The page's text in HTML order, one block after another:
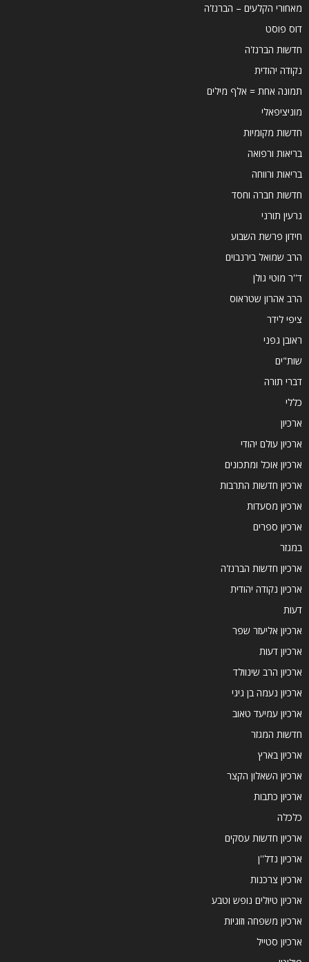
מאחורי הקלעים – הברנז'ה
דוס פוסט
חדשות הברנז'ה
נקודה יהודית
תמונה אחת = אלף מילים
מוניציפאלי
חדשות מקומיות
בריאות ורפואה
בריאות ורווחה
חדשות חברה וחסד
גרעין תורני
חידון פרשת השבוע
הרב שמואל בירנבוים
ד''ר מוטי גולן
הרב אהרון שטראוס
ציפי לידר
ראובן גפני
שות"ים
דברי תורה
כללי
ארכיון
ארכיון עולם יהודי
ארכיון אוכל ומתכונים
ארכיון חדשות התרבות
ארכיון מסעדות
ארכיון ספרים
במגזר
ארכיון חדשות הברנז'ה
ארכיון נקודה יהודית
דעות
ארכיון אליעזר שפר
ארכיון דעות
ארכיון הרב שינוולד
ארכיון נעמה בן גיגי
ארכיון עמיעד טאוב
חדשות המגזר
ארכיון בארץ
ארכיון השאלון הקצר
ארכיון כתבות
כלכלה
ארכיון חדשות עסקים
ארכיון נדל''ן
ארכיון צרכנות
ארכיון טיולים נופש וטבע
ארכיון משפחה וזוגיות
ארכיון סטייל